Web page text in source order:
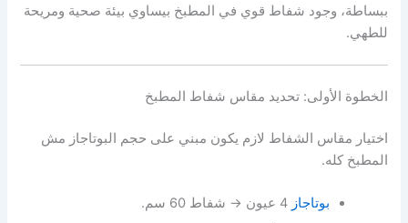
ببساطة، وجود شفاط قوي في المطبخ بيساوي بيئة صحية ومريحة
للطهي.
الخطوة الأولى: تحديد مقاس شفاط المطبخ
اختيار مقاس الشفاط لازم يكون مبني على حجم البوتاجاز مش
المطبخ كله.
بوتاجاز 4 عيون → شفاط 60 سم.